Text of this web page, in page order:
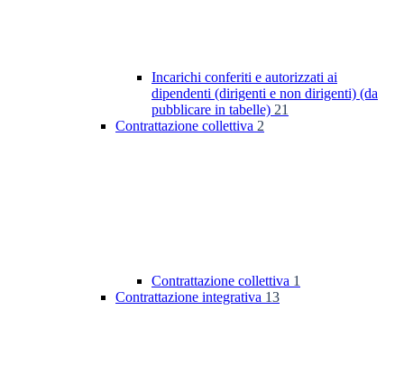
Incarichi conferiti e autorizzati ai
dipendenti (dirigenti e non dirigenti) (da
pubblicare in tabelle) 21
Contrattazione collettiva 2
Contrattazione collettiva 1
Contrattazione integrativa 13